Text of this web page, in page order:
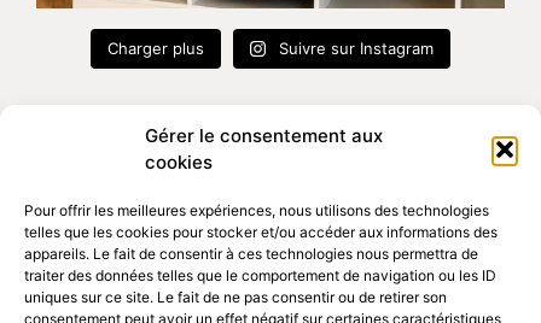
Gérer le consentement aux
cookies
Pour offrir les meilleures expériences, nous utilisons des technologies
telles que les cookies pour stocker et/ou accéder aux informations des
appareils. Le fait de consentir à ces technologies nous permettra de
traiter des données telles que le comportement de navigation ou les ID
uniques sur ce site. Le fait de ne pas consentir ou de retirer son
consentement peut avoir un effet négatif sur certaines caractéristiques
Charger plus Suivre sur Instagram
16, chemin des Ardelets